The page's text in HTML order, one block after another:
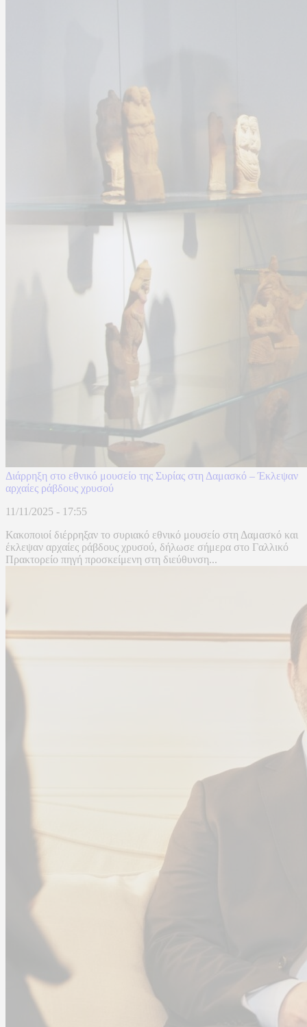
Διάρρηξη στο εθνικό μουσείο της Συρίας στη Δαμασκό – Έκλεψαν
αρχαίες ράβδους χρυσού
11/11/2025 - 17:55
Κακοποιοί διέρρηξαν το συριακό εθνικό μουσείο στη Δαμασκό και
έκλεψαν αρχαίες ράβδους χρυσού, δήλωσε σήμερα στο Γαλλικό
Πρακτορείο πηγή προσκείμενη στη διεύθυνση...